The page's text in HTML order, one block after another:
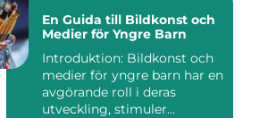
En Guida till Bildkonst och
Medier för Yngre Barn
Introduktion: Bildkonst och
medier för yngre barn har en
avgörande roll i deras
utveckling, stimuler...